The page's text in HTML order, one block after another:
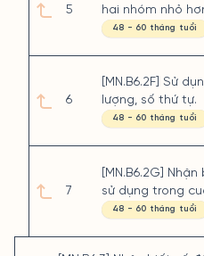
5
6
7
hai nhóm nhỏ
48 - 60 tháng tuổi
[MN.B6.2F] Sử
lượng, số thứ tự.
48 - 60 tháng tuổi
[MN.B6.2G]
sử dụng trong
48 - 60 tháng tuổi